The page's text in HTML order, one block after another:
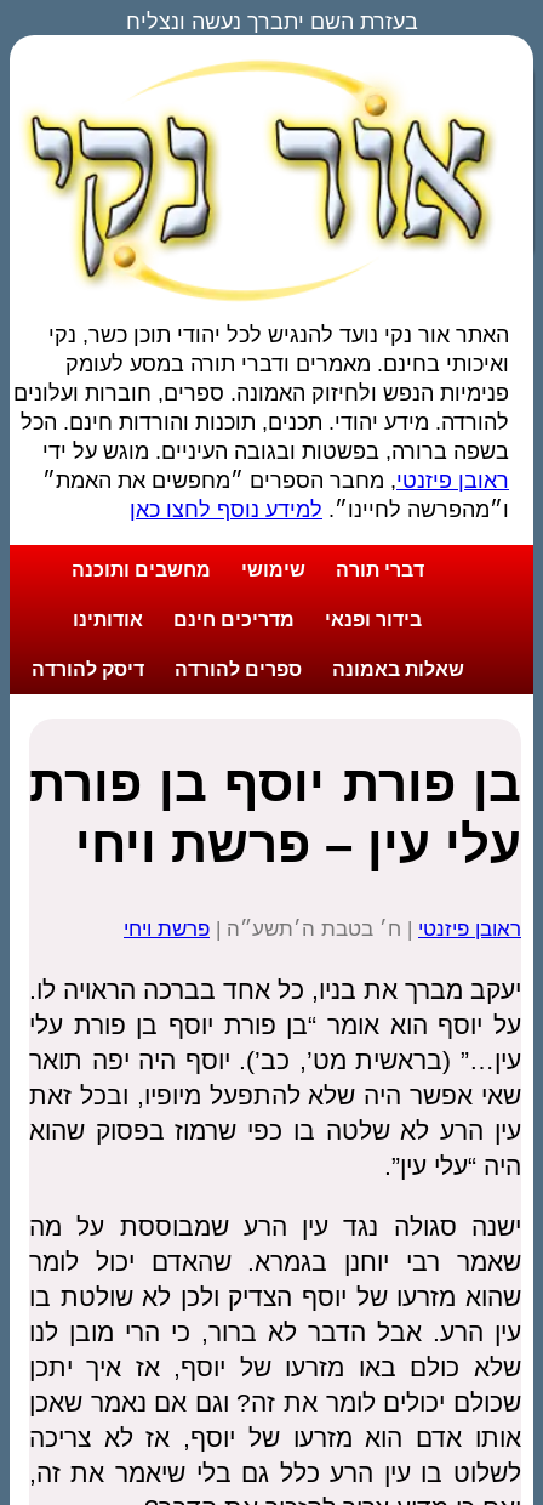
בעזרת השם יתברך נעשה ונצליח
האתר אור נקי נועד להנגיש לכל יהודי תוכן כשר, נקי
ואיכותי בחינם. מאמרים ודברי תורה במסע לעומק
פנימיות הנפש ולחיזוק האמונה. ספרים, חוברות ועלונים
להורדה. מידע יהודי. תכנים, תוכנות והורדות חינם. הכל
בשפה ברורה, בפשטות ובגובה העיניים. מוגש על ידי
ראובן פיזנטי, מחבר הספרים ״מחפשים את האמת״
ו״מהפרשה לחיינו״. למידע נוסף לחצו כאן
דברי תורה שימושי מחשבים ותוכנה
בידור ופנאי מדריכים חינם אודותינו
שאלות באמונה ספרים להורדה דיסק להורדה
בן פורת יוסף בן פורת
עלי עין – פרשת ויחי
ראובן פיזנטי | ח׳ בטבת ה׳תשע״ה | פרשת ויחי
יעקב מברך את בניו, כל אחד בברכה הראויה לו.
על יוסף הוא אומר “בן פורת יוסף בן פורת עלי
עין…” (בראשית מט’, כב’). יוסף היה יפה תואר
שאי אפשר היה שלא להתפעל מיופיו, ובכל זאת
עין הרע לא שלטה בו כפי שרמוז בפסוק שהוא
היה “עלי עין”.
ישנה סגולה נגד עין הרע שמבוססת על מה
שאמר רבי יוחנן בגמרא. שהאדם יכול לומר
שהוא מזרעו של יוסף הצדיק ולכן לא שולטת בו
עין הרע. אבל הדבר לא ברור, כי הרי מובן לנו
שלא כולם באו מזרעו של יוסף, אז איך יתכן
שכולם יכולים לומר את זה? וגם אם נאמר שאכן
אותו אדם הוא מזרעו של יוסף, אז לא צריכה
לשלוט בו עין הרע כלל גם בלי שיאמר את זה,